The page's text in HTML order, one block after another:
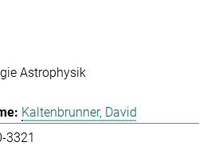
Astrophysik
Kaltenbrunner, David
3321